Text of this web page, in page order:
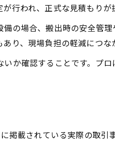
行われ、正式な見積もりが
の場合、搬出時の安全管
り、現場負担の軽減につな
か確認することです。プ
掲載されている実際の取引